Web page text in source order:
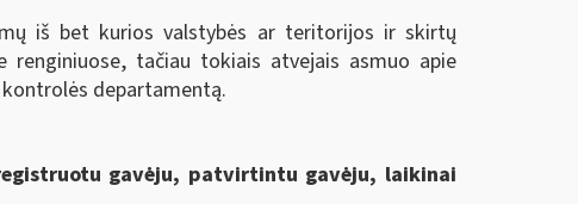
iš bet kurios valstybės ar teritorijos ir skirtų
tačiau tokiais atvejais asmuo apie
departamentą.
gavėju, patvirtintu gavėju, laikinai